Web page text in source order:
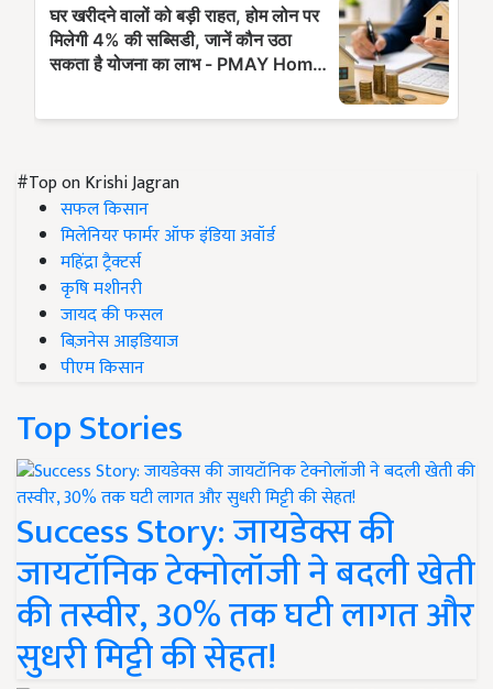
#Top on Krishi Jagran
सफल किसान
मिलेनियर फार्मर ऑफ इंडिया अवॉर्ड
महिंद्रा ट्रैक्टर्स
कृषि मशीनरी
जायद की फसल
बिज़नेस आइडियाज
पीएम किसान
Top Stories
Success Story: जायडेक्स की
जायटॉनिक टेक्नोलॉजी ने बदली खेती
की तस्वीर, 30% तक घटी लागत और
सुधरी मिट्टी की सेहत!